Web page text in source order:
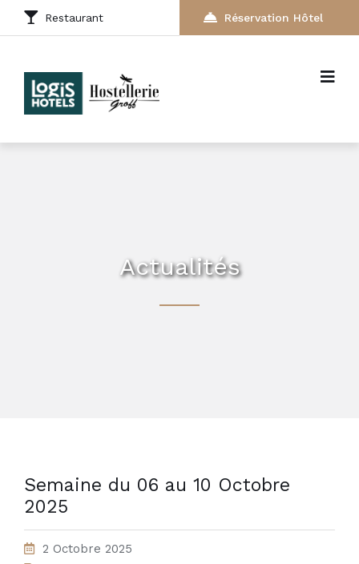
Restaurant Réservation Hôtel
Actualités
Semaine du 06 au 10 Octobre
2025
2 Octobre 2025